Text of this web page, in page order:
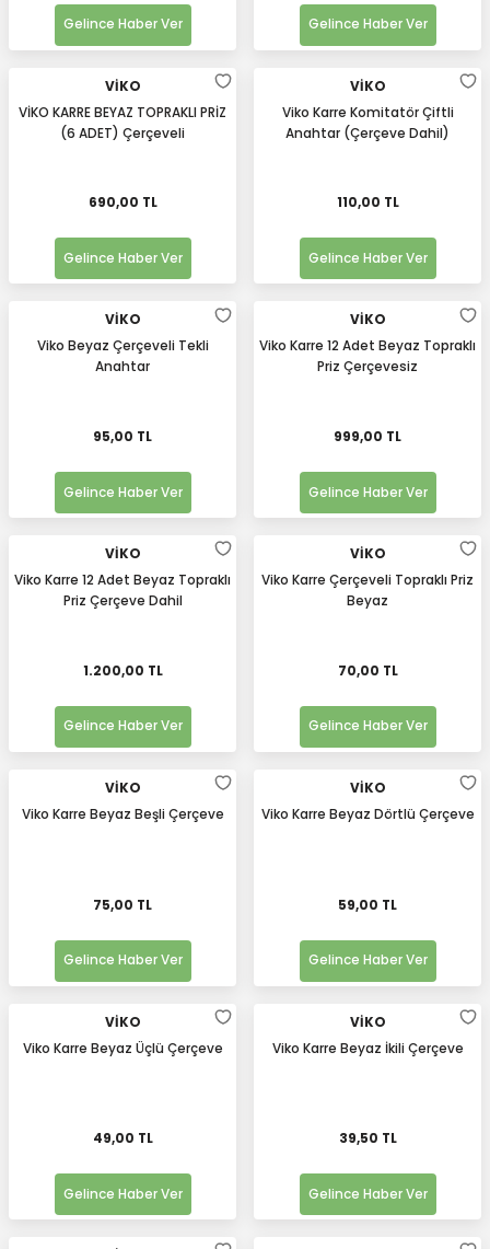
Gelince Haber Ver Gelince Haber Ver
VİKO
VİKO KARRE BEYAZ TOPRAKLI PRİZ
(6 ADET) Çerçeveli
690,00 TL
Gelince Haber Ver
VİKO
Viko Karre Komitatör Çiftli
Anahtar (Çerçeve Dahil)
110,00 TL
Gelince Haber Ver
VİKO
Viko Beyaz Çerçeveli Tekli
Anahtar
95,00 TL
Gelince Haber Ver
VİKO
Viko Karre 12 Adet Beyaz Topraklı
Priz Çerçevesiz
999,00 TL
Gelince Haber Ver
VİKO
Viko Karre 12 Adet Beyaz Topraklı
Priz Çerçeve Dahil
1.200,00 TL
Gelince Haber Ver
VİKO
Viko Karre Çerçeveli Topraklı Priz
Beyaz
70,00 TL
Gelince Haber Ver
VİKO
Viko Karre Beyaz Beşli Çerçeve
75,00 TL
Gelince Haber Ver
VİKO
Viko Karre Beyaz Dörtlü Çerçeve
59,00 TL
Gelince Haber Ver
VİKO
Viko Karre Beyaz Üçlü Çerçeve
49,00 TL
Gelince Haber Ver
VİKO
Viko Karre Beyaz İkili Çerçeve
39,50 TL
Gelince Haber Ver